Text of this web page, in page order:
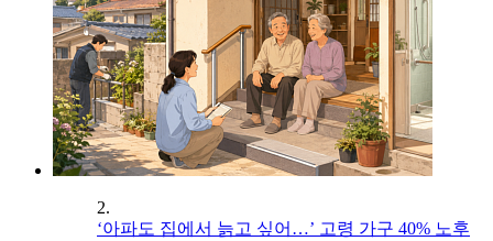
2.
‘아파도 집에서 늙고 싶어…’ 고령 가구 40% 노후